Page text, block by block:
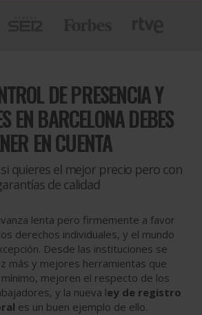
DE PRESENCIA Y
EN BARCELONA DEBES
EN CUENTA
quieres el mejor precio pero con
de calidad
lenta pero firmemente a favor
derechos individuales, y el mundo
Desde las instituciones se
más y mejores herramientas que
mejoren el respecto de los
y la nueva ley de registro
es un buen ejemplo de ello.